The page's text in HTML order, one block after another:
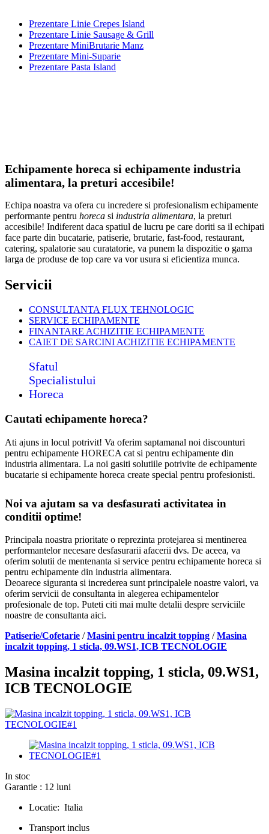
Prezentare Linie Crepes Island
Prezentare Linie Sausage & Grill
Prezentare MiniBrutarie Manz
Prezentare Mini-Suparie
Prezentare Pasta Island
Echipamente horeca si echipamente industria
alimentara, la preturi accesibile!
Echipa noastra va ofera cu incredere si profesionalism echipamente
performante pentru horeca si industria alimentara, la preturi
accesibile! Indiferent daca spatiul de lucru pe care doriti sa il echipati
face parte din bucatarie, patiserie, brutarie, fast-food, restaurant,
catering, spalatorie sau curatatorie, va punem la dispozitie o gama
larga de produse de top care va vor usura si eficientiza munca.
Servicii
CONSULTANTA FLUX TEHNOLOGIC
SERVICE ECHIPAMENTE
FINANTARE ACHIZITIE ECHIPAMENTE
CAIET DE SARCINI ACHIZITIE ECHIPAMENTE
Sfatul
Specialistului
Horeca
Cautati echipamente horeca?
Ati ajuns in locul potrivit! Va oferim saptamanal noi discounturi
pentru echipamente HORECA cat si pentru echipamente din
industria alimentara. La noi gasiti solutiile potrivite de echipamente
bucatarie si echipamente horeca create special pentru profesionisti.
Noi va ajutam sa va desfasurati activitatea in
conditii optime!
Principala noastra prioritate o reprezinta protejarea si mentinerea
performantelor necesare desfasurarii afacerii dvs. De aceea, va
oferim solutii de mentenanta si service pentru echipamente horeca si
pentru echipamente din industria alimentara.
Deoarece siguranta si increderea sunt principalele noastre valori, va
oferim servicii de consultanta in alegerea echipamentelor
profesionale de top. Puteti citi mai multe detalii despre serviciile
noastre de consultanta aici.
Patiserie/Cofetarie /Masini pentru incalzit topping /Masina
incalzit topping, 1 sticla, 09.WS1, ICB TECNOLOGIE
Masina incalzit topping, 1 sticla, 09.WS1,
ICB TECNOLOGIE
In stoc
Garantie : 12 luni
Locatie: Italia
Transport inclus